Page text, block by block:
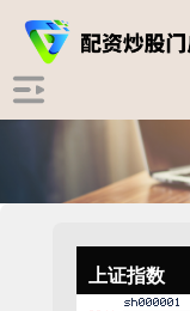
上证指数